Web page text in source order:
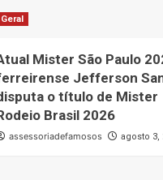
Geral
Mister São Paulo
Jefferson
o título de Mister
Brasil 2026
assessoriadefamosos agosto 3,